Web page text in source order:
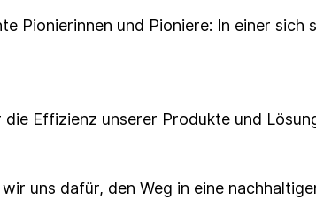
Pionierinnen und Pioniere: In einer
Effizienz unserer Produkte und
uns dafür, den Weg in eine